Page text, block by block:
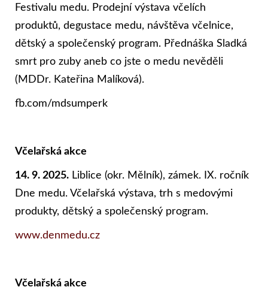
Festivalu medu. Prodejní výstava včelích
produktů, degustace medu, návštěva včelnice,
dětský a společenský program. Přednáška Sladká
smrt pro zuby aneb co jste o medu nevěděli
(MDDr. Kateřina Malíková).
fb.com/mdsumperk
Včelařská akce
14. 9. 2025. Liblice (okr. Mělník), zámek. IX. ročník
Dne medu. Včelařská výstava, trh s medovými
produkty, dětský a společenský program.
www.denmedu.cz
Včelařská akce